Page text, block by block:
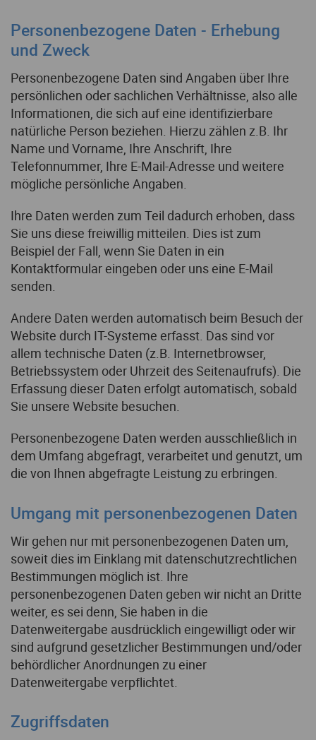
Personenbezogene Daten - Erhebung
und Zweck
Personenbezogene Daten sind Angaben über Ihre
persönlichen oder sachlichen Verhältnisse, also alle
Informationen, die sich auf eine identifizierbare
natürliche Person beziehen. Hierzu zählen z.B. Ihr
Name und Vorname, Ihre Anschrift, Ihre
Telefonnummer, Ihre E-Mail-Adresse und weitere
mögliche persönliche Angaben.
Ihre Daten werden zum Teil dadurch erhoben, dass
Sie uns diese freiwillig mitteilen. Dies ist zum
Beispiel der Fall, wenn Sie Daten in ein
Kontaktformular eingeben oder uns eine E-Mail
senden.
Andere Daten werden automatisch beim Besuch der
Website durch IT-Systeme erfasst. Das sind vor
allem technische Daten (z.B. Internetbrowser,
Betriebssystem oder Uhrzeit des Seitenaufrufs). Die
Erfassung dieser Daten erfolgt automatisch, sobald
Sie unsere Website besuchen.
Personenbezogene Daten werden ausschließlich in
dem Umfang abgefragt, verarbeitet und genutzt, um
die von Ihnen abgefragte Leistung zu erbringen.
Umgang mit personenbezogenen Daten
Wir gehen nur mit personenbezogenen Daten um,
soweit dies im Einklang mit datenschutzrechtlichen
Bestimmungen möglich ist. Ihre
personenbezogenen Daten geben wir nicht an Dritte
weiter, es sei denn, Sie haben in die
Datenweitergabe ausdrücklich eingewilligt oder wir
sind aufgrund gesetzlicher Bestimmungen und/oder
behördlicher Anordnungen zu einer
Datenweitergabe verpflichtet.
Zugriffsdaten